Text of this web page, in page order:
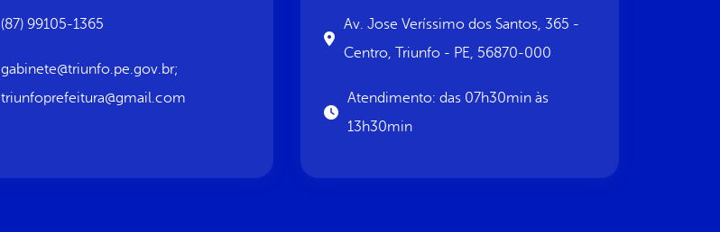
(87) 99105-1365
gabinete@triunfo.pe.gov.br;
triunfoprefeitura@gmail.com
Av. Jose Veríssimo dos Santos, 365 -
Centro, Triunfo - PE, 56870-000
Atendimento: das 07h30min às
13h30min